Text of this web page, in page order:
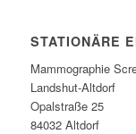
STATIONÄRE
Mammographie
Landshut-Altdorf
Opalstraße 25
84032 Altdorf